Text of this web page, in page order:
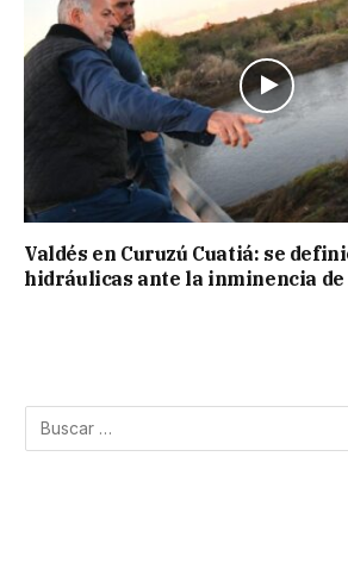
Valdés en Curuzú Cuatiá: se
hidráulicas ante la inminencia de